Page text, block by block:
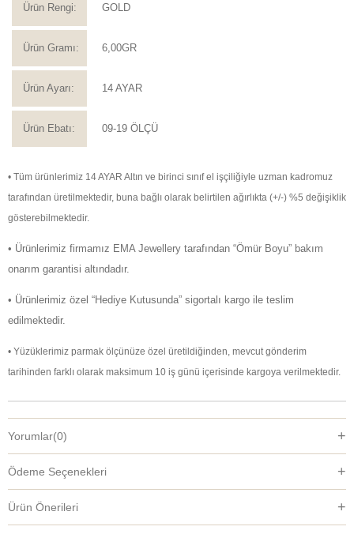
Ürün Rengi: GOLD
Ürün Gramı: 6,00GR
Ürün Ayarı: 14 AYAR
Ürün Ebatı: 09-19 ÖLÇÜ
• Tüm ürünlerimiz 14 AYAR Altın ve birinci sınıf el işçiliğiyle uzman kadromuz
tarafından üretilmektedir, buna bağlı olarak belirtilen ağırlıkta (+/-) %5 değişiklik
gösterebilmektedir.
• Ürünlerimiz firmamız EMA Jewellery tarafından “Ömür Boyu” bakım
onarım garantisi altındadır.
• Ürünlerimiz özel “Hediye Kutusunda” sigortalı kargo ile teslim
edilmektedir.
• Yüzüklerimiz parmak ölçünüze özel üretildiğinden, mevcut gönderim
tarihinden farklı olarak maksimum 10 iş günü içerisinde kargoya verilmektedir.
Yorumlar(0)
Ödeme Seçenekleri
Ürün Önerileri